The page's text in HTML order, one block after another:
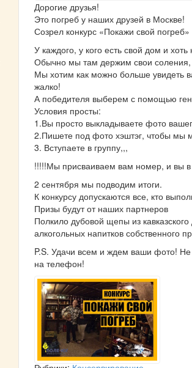
Дорогие друзья!
Это погреб у наших друзей в Москве!
Созрел конкурс «Покажи свой
У каждого, у кого есть свой дом и
Обычно мы там держим свои соления,
Мы хотим как можно больше увидеть
жалко!
А победителя выберем с помощью
Условия просты:
1.Вы просто выкладываете фото
2.Пишете под фото хэштэг, чтобы мы
3. Вступаете в группу,,,
!!!!!Мы присваиваем вам номер, и вы в
2 сентября мы подводим итоги.
К конкурсу допускаются все, кто
Призы будут от наших партнеров
Полкило дубовой щепы из
алкогольных напитков собственного
P.S. Удачи всем и ждем ваши фото! Не
на телефон!